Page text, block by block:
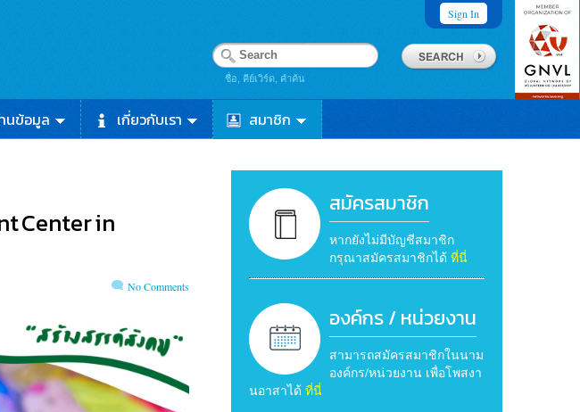
Sign In
ชื่อ, คีย์เวิร์ด, คำค้น
นข้อมูล เกี่ยวกับเรา สมาชิก
Center in
No Comments
สมัครสมาชิก
หากยังไม่มีบัญชีสมาชิก
กรุณาสมัครสมาชิกได้ ที่นี่
องค์กร / หน่วยงาน
สามารถสมัครสมาชิกในนาม
องค์กร/หน่วยงาน เพื่อโพสงา
นอาสาได้ ที่นี่